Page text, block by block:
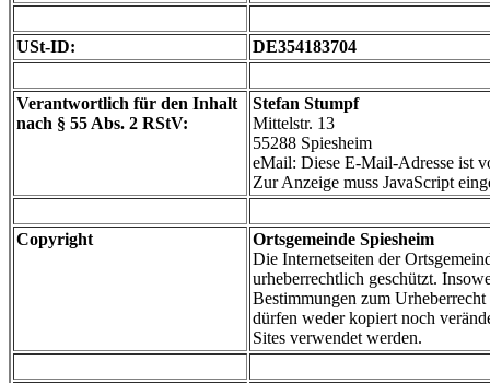
USt-ID: DE354183704
Verantwortlich für den Inhalt
nach § 55 Abs. 2 RStV:
Stefan Stumpf
Mittelstr. 13
55288 Spiesheim
eMail: Diese E-Mail-Adresse ist
Zur Anzeige muss JavaScript
Copyright
Ortsgemeinde Spiesheim
Die Internetseiten der
urheberrechtlich geschützt.
Bestimmungen zum
dürfen weder kopiert noch
Sites verwendet werden.